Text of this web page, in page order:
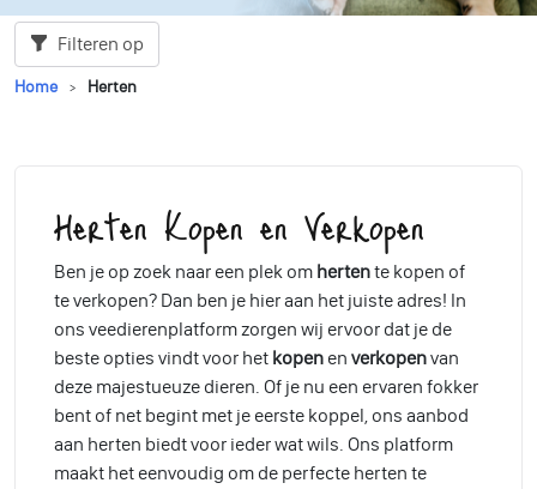
Filteren op
Home Herten
Herten Kopen en Verkopen
Ben je op zoek naar een plek om hertente kopen of
te verkopen? Dan ben je hier aan het juiste adres! In
ons veedierenplatform zorgen wij ervoor dat je de
beste opties vindt voor het kopen en verkopenvan
deze majestueuze dieren. Of je nu een ervaren fokker
bent of net begint met je eerste koppel, ons aanbod
aan herten biedt voor ieder wat wils. Ons platform
maakt het eenvoudig om de perfecte herten te